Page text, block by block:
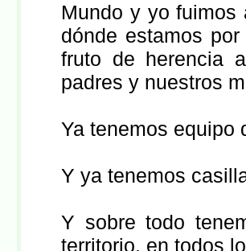
Mundo y yo
dónde estamos
fruto de herencia
padres y nuestros
Ya tenemos equipo
Y ya tenemos
Y sobre todo
territorio, en todos